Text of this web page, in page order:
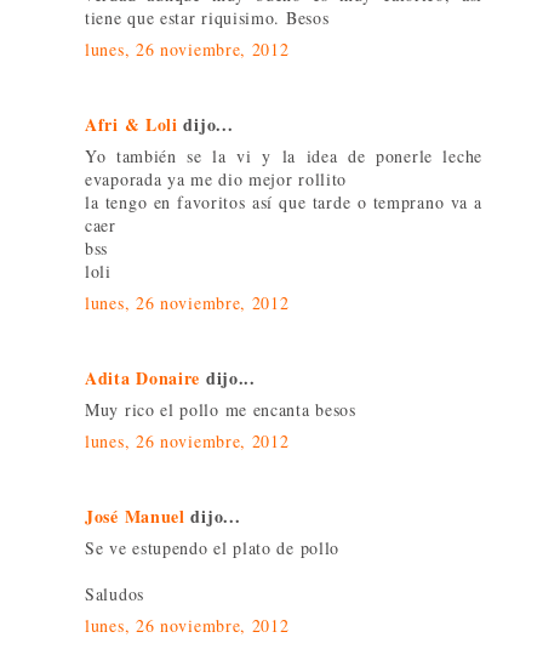
tiene que estar riquisimo. Besos
lunes, 26 noviembre, 2012
Afri & Loli dijo...
Yo también se la vi y la idea de ponerle leche
evaporada ya me dio mejor rollito
la tengo en favoritos así que tarde o temprano va a
caer
bss
loli
lunes, 26 noviembre, 2012
Adita Donaire dijo...
Muy rico el pollo me encanta besos
lunes, 26 noviembre, 2012
José Manuel dijo...
Se ve estupendo el plato de pollo
Saludos
lunes, 26 noviembre, 2012